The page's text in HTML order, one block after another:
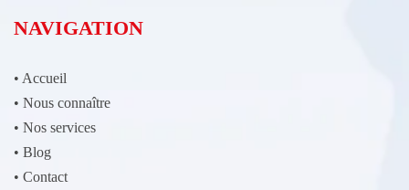
NAVIGATION
• Accueil
• Nous connaître
• Nos services
• Blog
• Contact